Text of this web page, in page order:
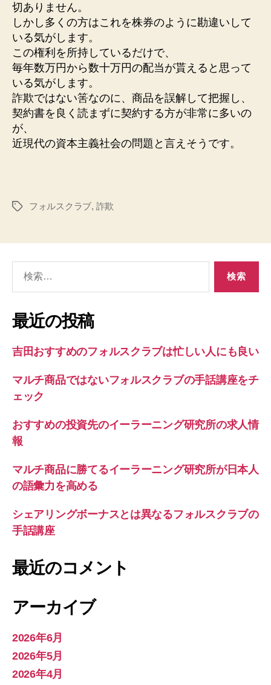
切ありません。
しかし多くの方はこれを株券のように勘違いして
いる気がします。
この権利を所持しているだけで、
毎年数万円から数十万円の配当が貰えると思って
いる気がします。
詐欺ではない筈なのに、商品を誤解して把握し、
契約書を良く読まずに契約する方が非常に多いの
が、
近現代の資本主義社会の問題と言えそうです。
タ
フォルスクラブ, 詐欺
象:
最近の投稿
吉田おすすめのフォルスクラブは忙しい人にも良い
マルチ商品ではないフォルスクラブの手話講座をチ
ェック
おすすめの投資先のイーラーニング研究所の求人情
報
マルチ商品に勝てるイーラーニング研究所が日本人
の語彙力を高める
シェアリングボーナスとは異なるフォルスクラブの
手話講座
最近のコメント
アーカイブ
2026年6月
2026年5月
2026年4月